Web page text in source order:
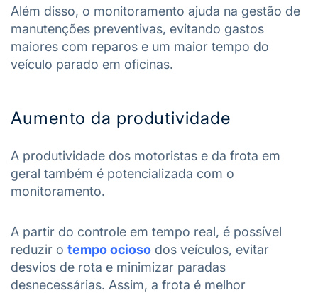
Além disso, o monitoramento ajuda na gestão de
manutenções preventivas, evitando gastos
maiores com reparos e um maior tempo do
veículo parado em oficinas.
Aumento da produtividade
A produtividade dos motoristas e da frota em
geral também é potencializada com o
monitoramento.
A partir do controle em tempo real, é possível
reduzir o tempo ocioso dos veículos, evitar
desvios de rota e minimizar paradas
desnecessárias. Assim, a frota é melhor